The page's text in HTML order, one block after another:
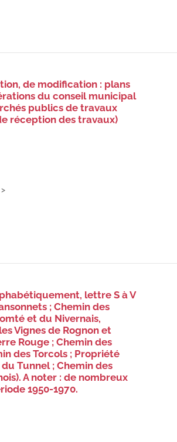
de modification : plans
du conseil municipal
publics de travaux
réception des travaux)
lettre S à V
; Chemin des
et du Nivernais,
Vignes de Rognon et
Rouge ; Chemin des
des Torcols ; Propriété
Tunnel ; Chemin des
A noter : de nombreux
1950-1970.